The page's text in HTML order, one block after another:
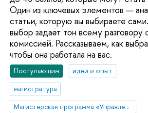
Один из ключевых элементов —
статьи, которую вы выбираете
выбор задаёт тон всему разговору
комиссией. Рассказываем, как
чтобы она работала на вас.
Поступающим
идеи и опыт
магистратура
Магистерская программа «Управление образованием» (Санкт-Петербург)